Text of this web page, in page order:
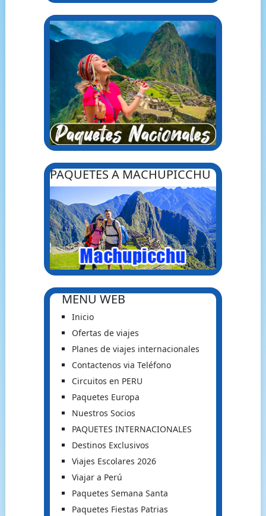
PAQUETES A MACHUPICCHU
MENU WEB
Inicio
Ofertas de viajes
Planes de viajes internacionales
Contactenos via Teléfono
Circuitos en PERU
Paquetes Europa
Nuestros Socios
PAQUETES INTERNACIONALES
Destinos Exclusivos
Viajes Escolares 2026
Viajar a Perú
Paquetes Semana Santa
Paquetes Fiestas Patrias